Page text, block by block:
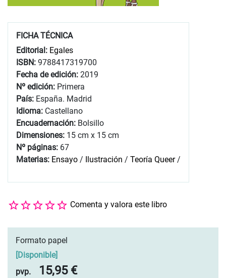
FICHA TÉCNICA
Editorial: Egales
ISBN: 9788417319700
Fecha de edición: 2019
Nº edición: Primera
País: España. Madrid
Idioma: Castellano
Encuadernación: Bolsillo
Dimensiones: 15 cm x 15 cm
Nº páginas: 67
Materias: Ensayo / Ilustración / Teoría Queer/
Comenta y valora este libro
Formato papel
[Disponible]
pvp.
15,95 €